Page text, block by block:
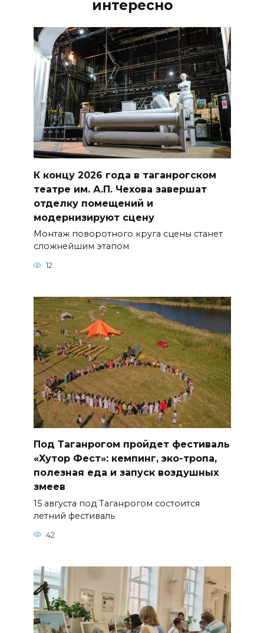
интересно
К концу 2026 года в таганрогском
театре им. А.П. Чехова завершат
отделку помещений и
модернизируют сцену
Монтаж поворотного круга сцены станет
сложнейшим этапом
12
Под Таганрогом пройдет фестиваль
«Хутор Фест»: кемпинг, эко-тропа,
полезная еда и запуск воздушных
змеев
15 августа под Таганрогом состоится
летний фестиваль
42